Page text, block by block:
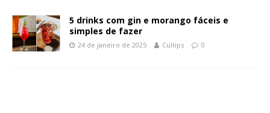
5 drinks com gin e morango fáceis e
simples de fazer
24 de janeiro de 2025 Cultips 0